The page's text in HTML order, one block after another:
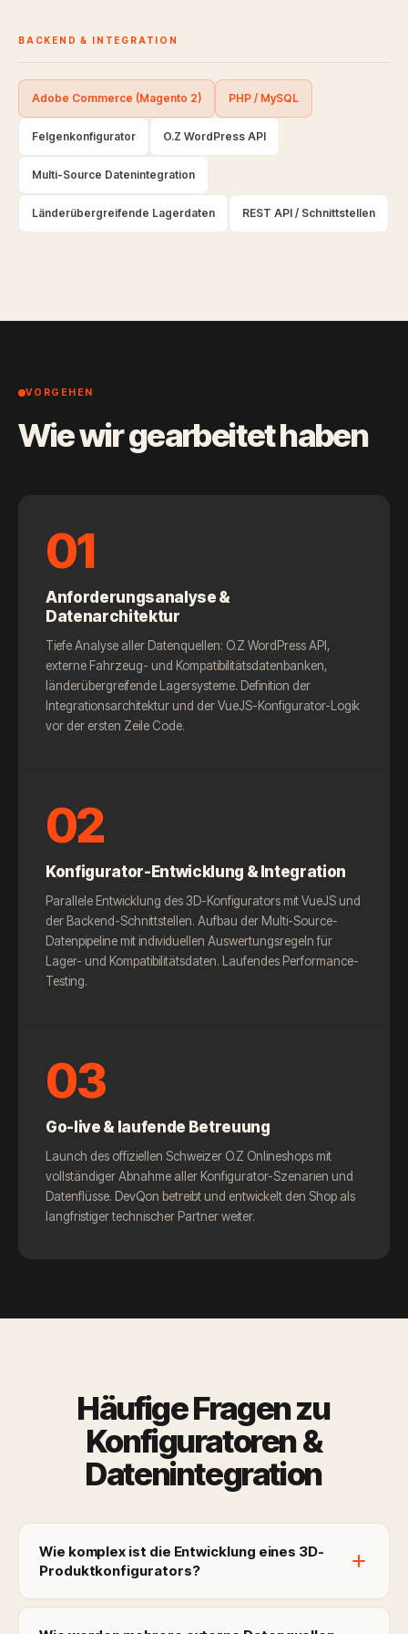
BACKEND & INTEGRATION
Adobe Commerce (Magento 2) PHP / MySQL
Felgenkonfigurator O.Z WordPress API
Multi-Source Datenintegration
Länderübergreifende Lagerdaten REST API / Schnittstellen
VORGEHEN
Wie wir gearbeitet haben
01
Anforderungsanalyse &
Datenarchitektur
Tiefe Analyse aller Datenquellen: O.Z WordPress API,
externe Fahrzeug- und Kompatibilitätsdatenbanken,
länderübergreifende Lagersysteme. Definition der
Integrationsarchitektur und der VueJS-Konfigurator-Logik
vor der ersten Zeile Code.
02
Konfigurator-Entwicklung & Integration
Parallele Entwicklung des 3D-Konfigurators mit VueJS und
der Backend-Schnittstellen. Aufbau der Multi-Source-
Datenpipeline mit individuellen Auswertungsregeln für
Lager- und Kompatibilitätsdaten. Laufendes Performance-
Testing.
03
Go-live & laufende Betreuung
Launch des offiziellen Schweizer O.Z Onlineshops mit
vollständiger Abnahme aller Konfigurator-Szenarien und
Datenflüsse. DevQon betreibt und entwickelt den Shop als
langfristiger technischer Partner weiter.
Häufige Fragen zu
Konfiguratoren &
Datenintegration
Wie komplex ist die Entwicklung eines 3D-
Produktkonfigurators?